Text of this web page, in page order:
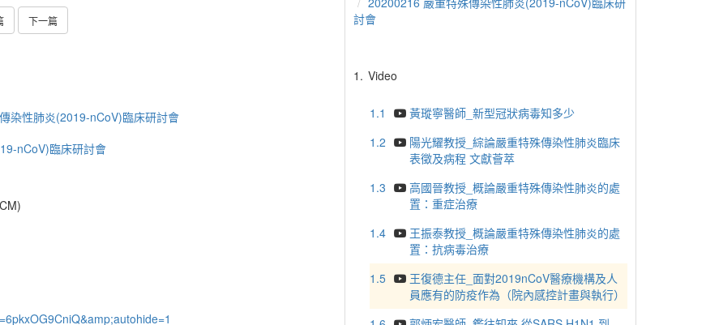
下一篇
染性肺炎(2019-nCoV)臨床研討會
nCoV)臨床研討會
討會
1. Video
1.1
黃瑽寧醫師_新型冠狀病毒知多少
1.2
陽光耀教授_綜論嚴重特殊傳染性肺炎臨床
表徵及病程 文獻薈萃
1.3
高國晉教授_概論嚴重特殊傳染性肺炎的處
置：重症治療
1.4
王振泰教授_概論嚴重特殊傳染性肺炎的處
置：抗病毒治療
1.5
王復德主任_面對2019nCoV醫療機構及人
員應有的防疫作為（院內感控計畫與執行）